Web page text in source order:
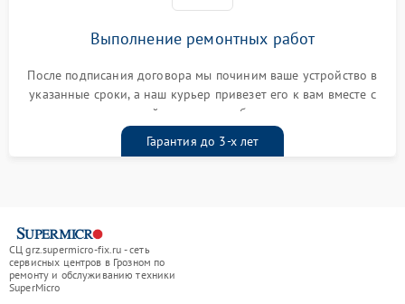
Выполнение ремонтных работ
После подписания договора мы починим ваше устройство в
указанные сроки, а наш курьер привезет его к вам вместе с
гарантийным талоном бесплатно
Гарантия до 3-х лет
СЦ grz.supermicro-fix.ru - сеть
сервисных центров в Грозном по
ремонту и обслуживанию техники
SuperMicro